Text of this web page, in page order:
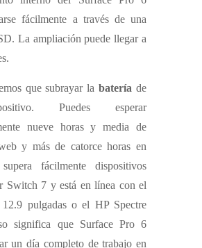
fácilmente a través de una
La ampliación puede llegar a
que subrayar la bateríade
Puedes esperar
nueve horas y media de
y más de catorce horas en
fácilmente dispositivos
Switch 7 y está en línea con el
pulgadas o el HP Spectre
significa que Surface Pro 6
un día completo de trabajo en